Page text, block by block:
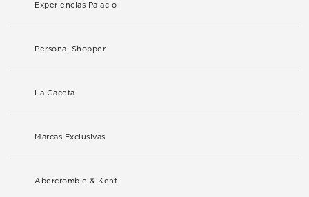
Experiencias Palacio
Personal Shopper
La Gaceta
Marcas Exclusivas
Abercrombie & Kent